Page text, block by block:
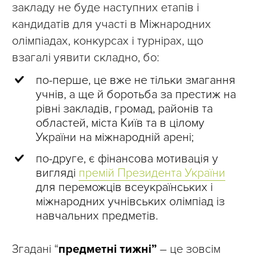
закладу не буде наступних етапів і
кандидатів для участі в Міжнародних
олімпіадах, конкурсах і турнірах, що
взагалі уявити складно, бо:
по-перше, це вже не тільки змагання
учнів, а ще й боротьба за престиж на
рівні закладів, громад, районів та
областей, міста Київ та в цілому
України на міжнародній арені;
по-друге, є фінансова мотивація у
вигляді премій Президента України
для переможців всеукраїнських і
міжнародних учнівських олімпіад із
навчальних предметів.
Згадані “предметні тижні” – це зовсім